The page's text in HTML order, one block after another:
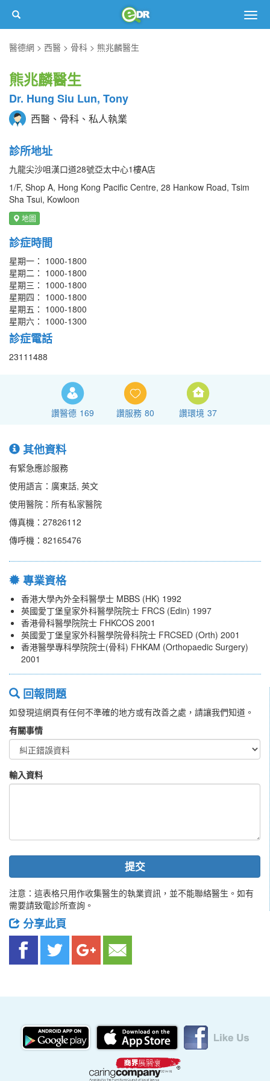
醫德網
西醫 骨科 熊兆麟醫生
熊兆麟醫生
Dr. Hung Siu Lun, Tony
西醫、骨科、私人執業
診所地址
九龍尖沙咀漢口道28號亞太中心1樓A店
1/F, Shop A, Hong Kong Pacific Centre, 28 Hankow Road, Tsim
Sha Tsui, Kowloon
地圖
診症時間
星期一： 1000-1800
星期二： 1000-1800
星期三： 1000-1800
星期四： 1000-1800
星期五： 1000-1800
星期六： 1000-1300
診症電話
23111488
讚醫德 169 讚服務 80 讚環境 37
其他資料
有緊急應診服務
使用語言：廣東話, 英文
使用醫院：所有私家醫院
傳真機：27826112
傳呼機：82165476
專業資格
香港大學內外全科醫學士 MBBS (HK) 1992
英國愛丁堡皇家外科醫學院院士 FRCS (Edin) 1997
香港骨科醫學院院士 FHKCOS 2001
英國愛丁堡皇家外科醫學院骨科院士 FRCSED (Orth) 2001
香港醫學專科學院院士(骨科) FHKAM (Orthopaedic Surgery)
2001
回報問題
如發現這網頁有任何不準確的地方或有改善之處，請讓我們知道。
有關事情
輸入資料
提交
注意：這表格只用作收集醫生的執業資訊，並不能聯絡醫生。如有
需要請致電診所查詢。
分享此頁